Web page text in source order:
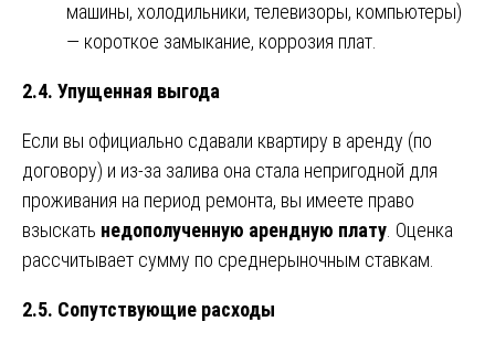
машины, холодильники, телевизоры, компьютеры)
— короткое замыкание, коррозия плат.
2.4. Упущенная выгода
Если вы официально сдавали квартиру в аренду (по
договору) и из-за залива она стала непригодной для
проживания на период ремонта, вы имеете право
взыскать недополученную арендную плату. Оценка
рассчитывает сумму по среднерыночным ставкам.
2.5. Сопутствующие расходы